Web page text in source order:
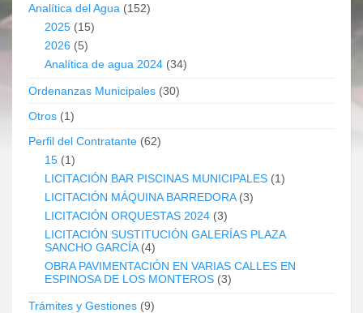
Analítica del Agua (152)
2025 (15)
2026 (5)
Analítica de agua 2024 (34)
Ordenanzas Municipales (30)
Otros (1)
Perfil del Contratante (62)
15 (1)
LICITACIÓN BAR PISCINAS MUNICIPALES (1)
LICITACIÓN MÁQUINA BARREDORA(3)
LICITACIÓN ORQUESTAS 2024 (3)
LICITACIÓN SUSTITUCIÓN GALERÍAS PLAZA
SANCHO GARCÍA(4)
OBRA PAVIMENTACIÓN EN VARIAS CALLES EN
ESPINOSA DE LOS MONTEROS (3)
Trámites y Gestiones (9)